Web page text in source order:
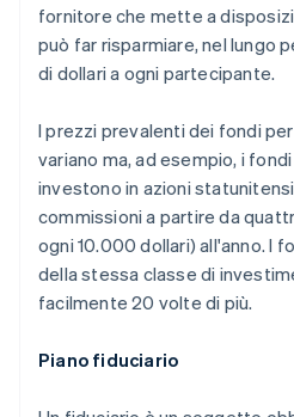
fornitore che mette a
può far risparmiare, nel lungo
di dollari a ogni partecipante.
I prezzi prevalenti dei fondi
variano ma, ad esempio, i
investono in azioni
commissioni a partire da
ogni 10.000 dollari) all'anno. I
della stessa classe di
facilmente 20 volte di più.
Piano fiduciario